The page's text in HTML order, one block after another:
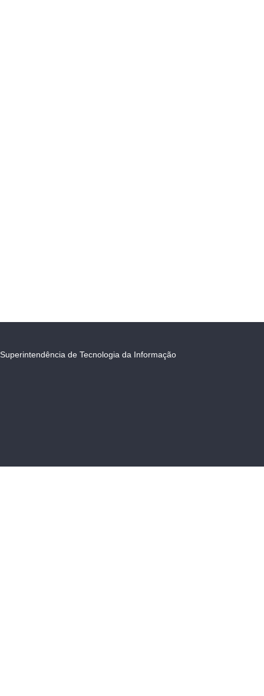
Superintendência de Tecnologia da Informação